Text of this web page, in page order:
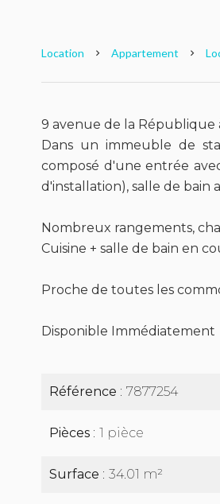
Location Appartement
9 avenue de la République
Dans un immeuble de
composé d'une entrée
d'installation), salle de bain
Nombreux rangements,
Cuisine + salle de bain en
Proche de toutes les
Disponible Immédiatement
Référence 7877254
Pièces 1 pièce
Surface 34.01 m²